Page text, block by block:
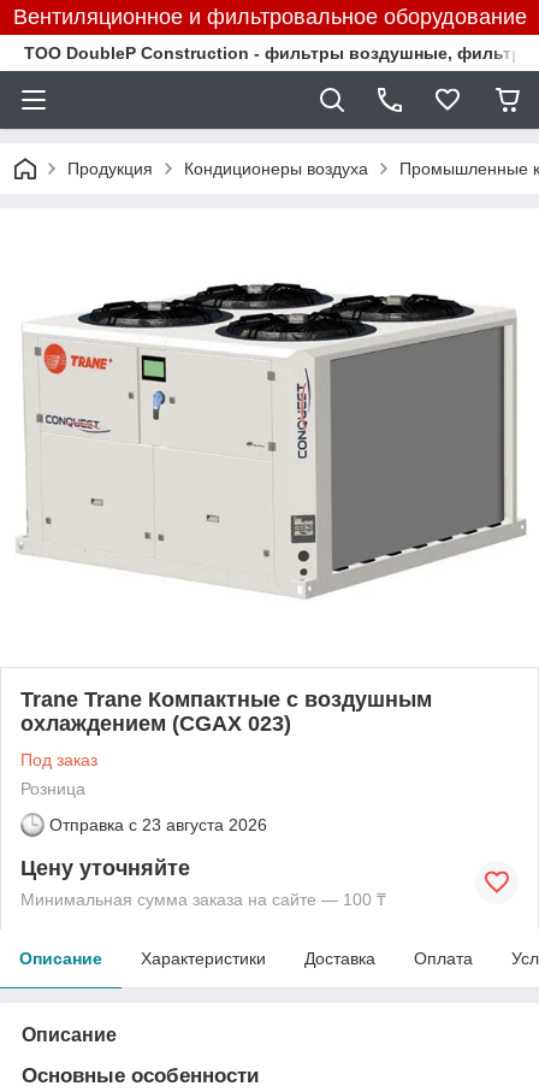
Вентиляционное и фильтровальное оборудование
TOO DoubleP Construction - фильтры воздушные,
Продукция Кондиционеры воздуха Промышленные
Trane Trane Компактные с воздушным
охлаждением (CGAX 023)
Под заказ
Розница
Отправка с 23 августа 2026
Цену уточняйте
Минимальная сумма заказа на сайте — 100 ₸
Описание Характеристики Доставка Оплата
Описание
Основные особенности